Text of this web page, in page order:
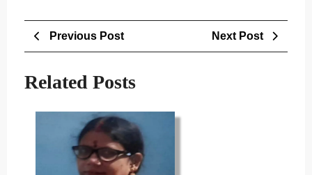
Post
navigation
Previous PostPrevious
Next Post
Related Posts